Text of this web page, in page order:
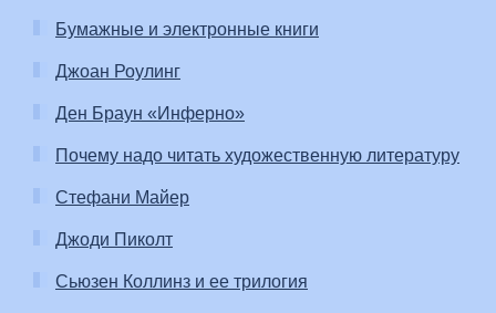
Бумажные и электронные книги
Джоан Роулинг
Ден Браун «Инферно»
Почему надо читать художественную литературу
Стефани Майер
Джоди Пиколт
Сьюзен Коллинз и ее трилогия